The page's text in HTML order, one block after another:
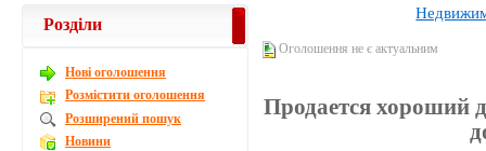
Оголошення не є актуальним
Продается хороший
Розділи
Новi оголошення
Розмістити оголошення
Розширений пошук
Новини